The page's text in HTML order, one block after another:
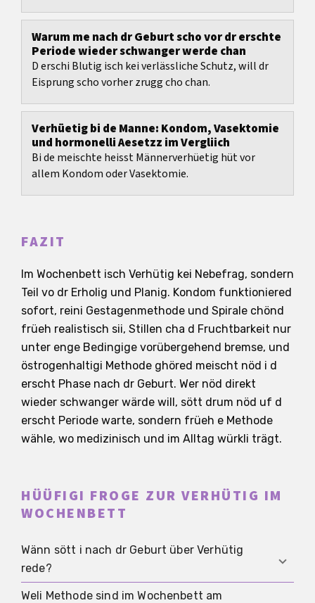
Warum me nach dr Geburt scho vor dr erschte
Periode wieder schwanger werde chan
D erschi Blutig isch kei verlässliche Schutz, will dr
Eisprung scho vorher zrugg cho chan.
Verhüetig bi de Manne: Kondom, Vasektomie
und hormonelli Aesetzz im Vergliich
Bi de meischte heisst Männerverhüetig hüt vor
allem Kondom oder Vasektomie.
FAZIT
Im Wochenbett isch Verhütig kei Nebefrag, sondern
Teil vo dr Erholig und Planig. Kondom funktioniered
sofort, reini Gestagenmethode und Spirale chönd
früeh realistisch sii, Stillen cha d Fruchtbarkeit nur
unter enge Bedingige vorübergehend bremse, und
östrogenhaltigi Methode ghöred meischt nöd i d
erscht Phase nach dr Geburt. Wer nöd direkt
wieder schwanger wärde will, sött drum nöd uf d
erscht Periode warte, sondern früeh e Methode
wähle, wo medizinisch und im Alltag würkli trägt.
HÜÜFIGI FROGE ZUR VERHÜTIG IM
WOCHENBETT
Wänn sött i nach dr Geburt über Verhütig
rede?
Weli Methode sind im Wochenbett am